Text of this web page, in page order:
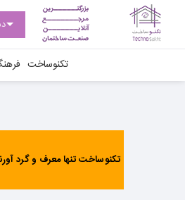
تکنوساخت
تکنوساخت تنها معرف و گرد